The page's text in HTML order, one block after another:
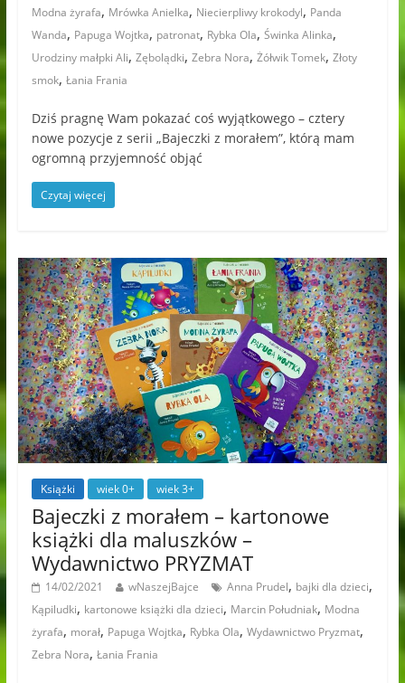
Modna żyrafa, Mrówka Anielka, Niecierpliwy krokodyl, Panda
Wanda, Papuga Wojtka, patronat, Rybka Ola, Świnka Alinka,
Urodziny małpki Ali, Zębolądki, Zebra Nora, Żółwik Tomek, Złoty
smok, Łania Frania
Dziś pragnę Wam pokazać coś wyjątkowego – cztery
nowe pozycje z serii „Bajeczki z morałem”, którą mam
ogromną przyjemność objąć
Czytaj więcej
Książki wiek 0+ wiek 3+
Bajeczki z morałem – kartonowe
książki dla maluszków –
Wydawnictwo PRYZMAT
14/02/2021 wNaszejBajce Anna Prudel, bajki dla dzieci,
Kąpiludki, kartonowe książki dla dzieci, Marcin Południak, Modna
żyrafa, morał, Papuga Wojtka, Rybka Ola, Wydawnictwo Pryzmat,
Zebra Nora, Łania Frania